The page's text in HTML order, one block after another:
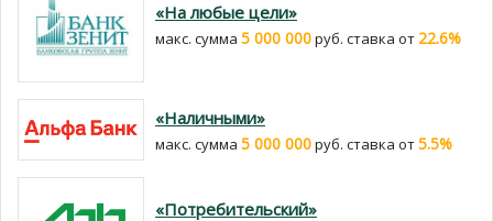
«На любые цели»
макс. сумма 5 000 000руб. cтавка от 22.6%
«Наличными»
макс. сумма 5 000 000руб. cтавка от5.5%
«Потребительский»